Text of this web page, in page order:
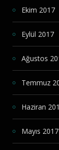
Ekim 2017
Eylül 2017
Ağustos
Temmuz
Haziran
Mayıs 2017